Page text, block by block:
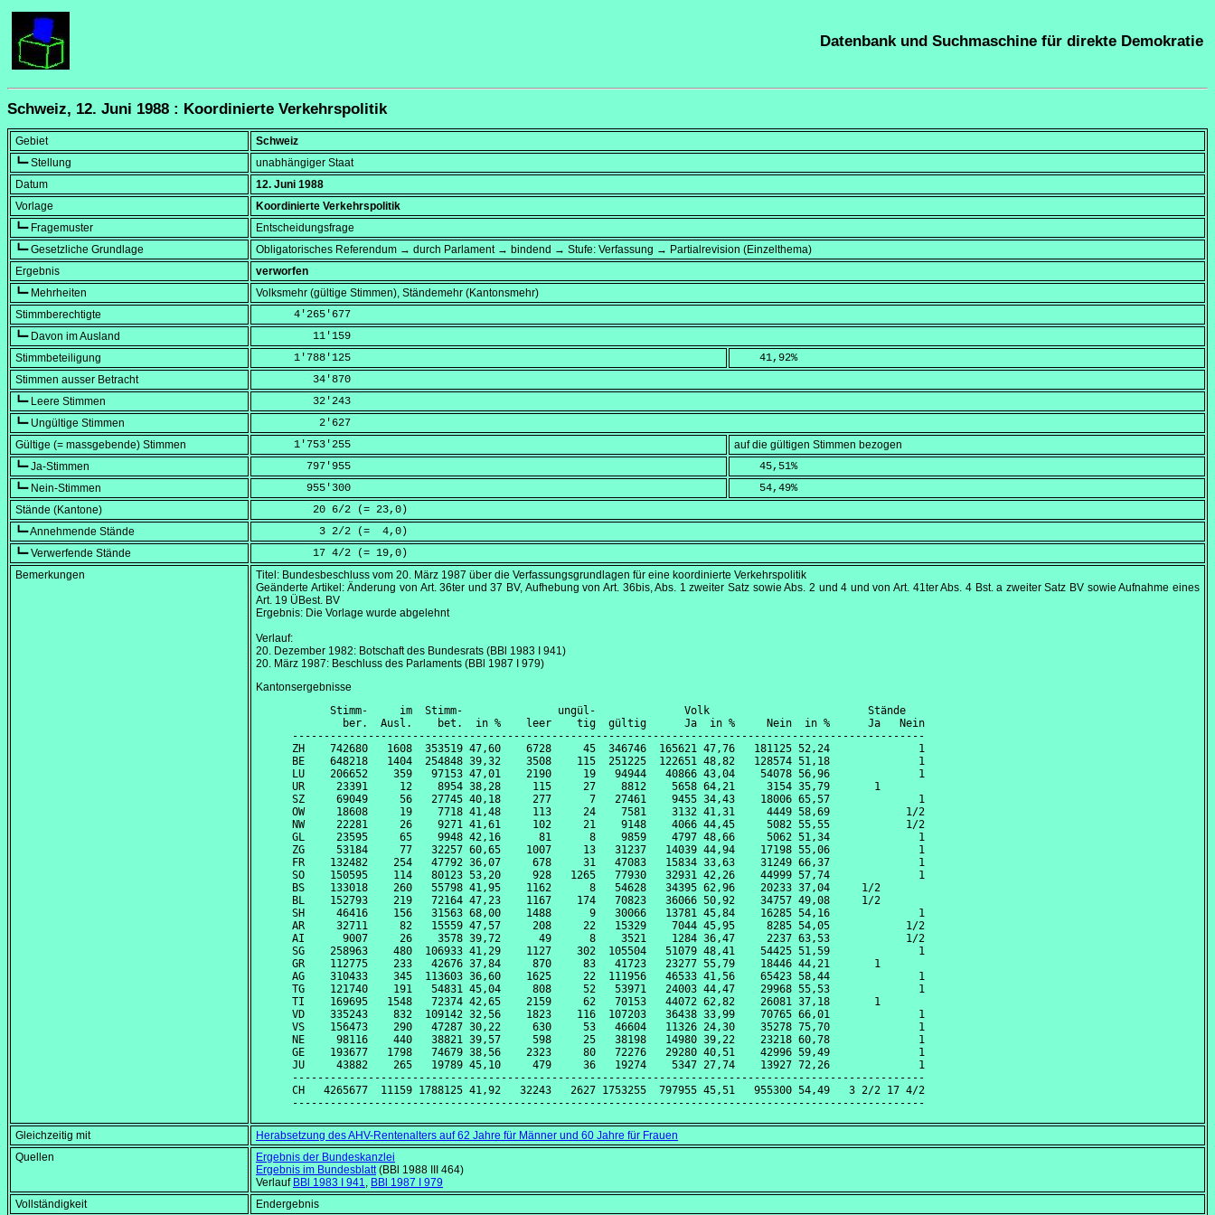
Datenbank und Suchmaschine für direkte Demokratie
Schweiz, 12. Juni 1988 : Koordinierte Verkehrspolitik
Gebiet
Schweiz
┗━ Stellung
unabhängiger Staat
Datum
12. Juni 1988
Vorlage
Koordinierte Verkehrspolitik
┗━ Fragemuster
Entscheidungsfrage
┗━ Gesetzliche Grundlage
Obligatorisches Referendum → durch Parlament → bindend → Stufe: Verfassung → Partialrevision (Einzelthema)
Ergebnis
verworfen
┗━ Mehrheiten
Volksmehr (gültige Stimmen), Ständemehr (Kantonsmehr)
Stimmberechtigte
      4'265'677
┗━ Davon im Ausland
         11'159
Stimmbeteiligung
      1'788'125
    41,92
%
Stimmen ausser Betracht
         34'870
┗━ Leere Stimmen
         32'243
┗━ Ungültige Stimmen
          2'627
Gültige (= massgebende) Stimmen
      1'753'255
auf die gültigen Stimmen bezogen
┗━ Ja-Stimmen
        797'955
    45,51
%
┗━ Nein-Stimmen
        955'300
    54,49
%
Stände (Kantone)
         20 6/2 (=
23,0 )
┗━ Annehmende Stände
          3 2/2 (=
  4,0
)
┗━ Verwerfende Stände
         17 4/2 (=
19,0 )
Bemerkungen
Titel: Bundesbeschluss vom 20. März 1987 über die Verfassungsgrundlagen für eine koordinierte Verkehrspolitik
Geänderte Artikel: Änderung von Art. 36ter und 37 BV, Aufhebung von Art. 36bis, Abs. 1 zweiter Satz sowie Abs. 2 und 4 und von Art. 41ter Abs. 4 Bst. a zweiter Satz BV sowie Aufnahme eines
Art. 19 ÜBest. BV
Ergebnis: Die Vorlage wurde abgelehnt
Verlauf:
20. Dezember 1982: Botschaft des Bundesrats (BBl 1983 I 941)
20. März 1987: Beschluss des Parlaments (BBl 1987 I 979)
Kantonsergebnisse
      Stimm-     im  Stimm-               ungül-              Volk                         Stände
        ber.  Ausl.    bet.  in %    leer    tig  gültig      Ja  in %     Nein  in %      Ja   Nein
----------------------------------------------------------------------------------------------------
ZH    742680   1608  353519 47,60    6728     45  346746  165621 47,76   181125 52,24              1
BE    648218   1404  254848 39,32    3508    115  251225  122651 48,82   128574 51,18              1
LU    206652    359   97153 47,01    2190     19   94944   40866 43,04    54078 56,96              1
UR     23391     12    8954 38,28     115     27    8812    5658 64,21     3154 35,79       1
SZ     69049     56   27745 40,18     277      7   27461    9455 34,43    18006 65,57              1
OW     18608     19    7718 41,48     113     24    7581    3132 41,31     4449 58,69            1/2
NW     22281     26    9271 41,61     102     21    9148    4066 44,45     5082 55,55            1/2
GL     23595     65    9948 42,16      81      8    9859    4797 48,66     5062 51,34              1
ZG     53184     77   32257 60,65    1007     13   31237   14039 44,94    17198 55,06              1
FR    132482    254   47792 36,07     678     31   47083   15834 33,63    31249 66,37              1
SO    150595    114   80123 53,20     928   1265   77930   32931 42,26    44999 57,74              1
BS    133018    260   55798 41,95    1162      8   54628   34395 62,96    20233 37,04     1/2
BL    152793    219   72164 47,23    1167    174   70823   36066 50,92    34757 49,08     1/2
SH     46416    156   31563 68,00    1488      9   30066   13781 45,84    16285 54,16              1
AR     32711     82   15559 47,57     208     22   15329    7044 45,95     8285 54,05            1/2
AI      9007     26    3578 39,72      49      8    3521    1284 36,47     2237 63,53            1/2
SG    258963    480  106933 41,29    1127    302  105504   51079 48,41    54425 51,59              1
GR    112775    233   42676 37,84     870     83   41723   23277 55,79    18446 44,21       1
AG    310433    345  113603 36,60    1625     22  111956   46533 41,56    65423 58,44              1
TG    121740    191   54831 45,04     808     52   53971   24003 44,47    29968 55,53              1
TI    169695   1548   72374 42,65    2159     62   70153   44072 62,82    26081 37,18       1
VD    335243    832  109142 32,56    1823    116  107203   36438 33,99    70765 66,01              1
VS    156473    290   47287 30,22     630     53   46604   11326 24,30    35278 75,70              1
NE     98116    440   38821 39,57     598     25   38198   14980 39,22    23218 60,78              1
GE    193677   1798   74679 38,56    2323     80   72276   29280 40,51    42996 59,49              1
JU     43882    265   19789 45,10     479     36   19274    5347 27,74    13927 72,26              1
----------------------------------------------------------------------------------------------------
CH   4265677  11159 1788125 41,92   32243   2627 1753255  797955 45,51   955300 54,49   3 2/2 17 4/2
Gleichzeitig mit
Herabsetzung des AHV-Rentenalters auf 62 Jahre für Männer und 60 Jahre für Frauen
Quellen
Ergebnis der Bundeskanzlei
Ergebnis im Bundesblatt(BBl 1988 III 464)
Verlauf BBl 1983 I 941, BBl 1987 I 979
Vollständigkeit
Endergebnis